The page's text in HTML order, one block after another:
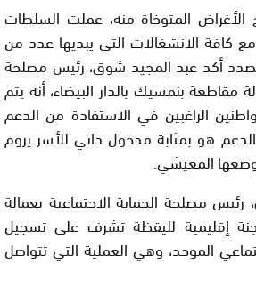
الأغراض المتوخاة منه، عملت السلطات
كافة الانشغالات التي يبديها عدد من
أكد عبد المجيد شوق، رئيس مصلحة
مقاطعة بنمسيك بالدار البيضاء، أنه يتم
الراغبين في الاستفادة من الدعم
الدعم هو بمثابة مدخول ذاتي للأسر يروم
المعيشي.
رئيس مصلحة الحماية الاجتماعية بعمالة
إقليمية لليقظة تشرف على تسجيل
الموحد، وهي العملية التي تتواصل